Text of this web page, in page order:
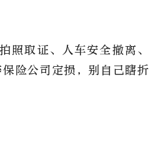
照取证、人车安全撤离、
险公司定损，别自己瞎折